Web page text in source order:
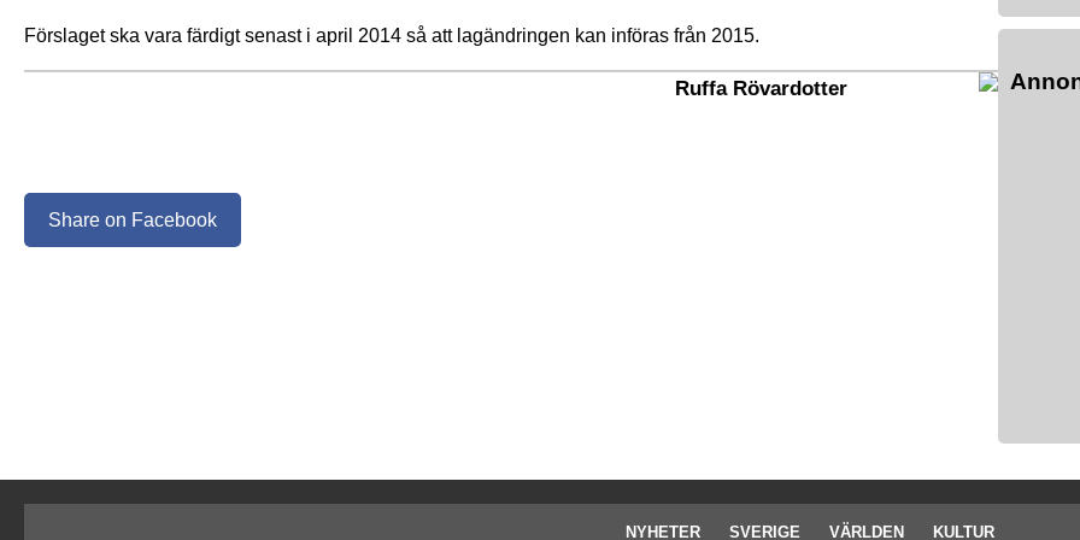
Förslaget ska vara färdigt senast i april 2014 så att lagändringen kan införas från 2015.
Ruffa Rövardotter
Share on Facebook
NYHETER SVERIGE VÄRLDEN KULTUR